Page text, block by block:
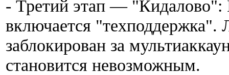
- Третий этап — "Кидалово":
включается "техподдержка".
заблокирован за
становится невозможным.